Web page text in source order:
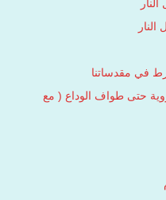
في مقدساتنا
حتى طواف الوداع ( مع